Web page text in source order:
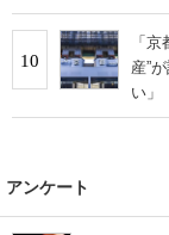
10
「
産”
い」
アンケート